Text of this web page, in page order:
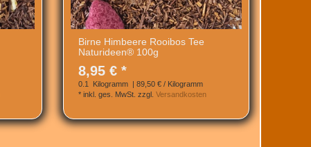
Birne Himbeere Rooibos Tee
Naturideen® 100g
8,95 € *
0.1 Kilogramm | 89,50 € / Kilogramm
* inkl. ges. MwSt. zzgl. Versandkosten